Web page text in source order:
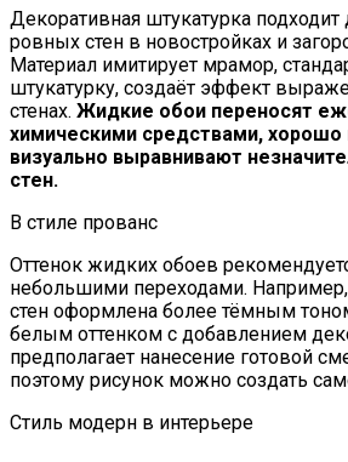
Декоративная штукатурка
ровных стен в новостройках и
Материал имитирует мрамор,
штукатурку, создаёт эффект
стенах. Жидкие обои переносят
химическими средствами,
визуально выравнивают
стен.
В стиле прованс
Оттенок жидких обоев
небольшими переходами.
стен оформлена более тёмным
белым оттенком с добавлением
предполагает нанесение готовой
поэтому рисунок можно создать
Стиль модерн в интерьере